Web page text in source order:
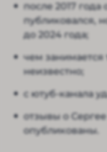
после 2017 года
публиковался,
до 2024 года;
чем занимается
неизвестно;
с ютуб-канала
отзывы о
опубликованы.